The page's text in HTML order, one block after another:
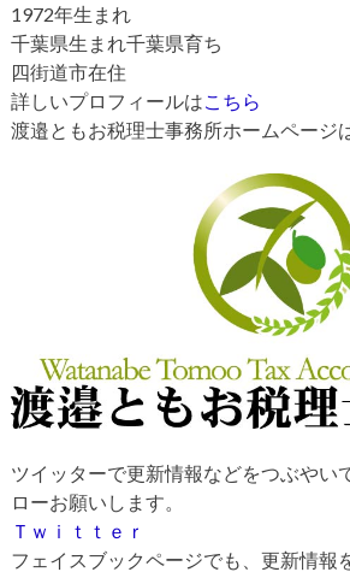
1972年生まれ
千葉県生まれ千葉県育ち
四街道市在住
詳しいプロフィールは こちら
渡邉ともお税理士事務所ホームページ
ツイッターで更新情報などをつぶやい
ローお願いします。
Ｔｗｉｔｔｅｒ
フェイスブックページでも、更新情報